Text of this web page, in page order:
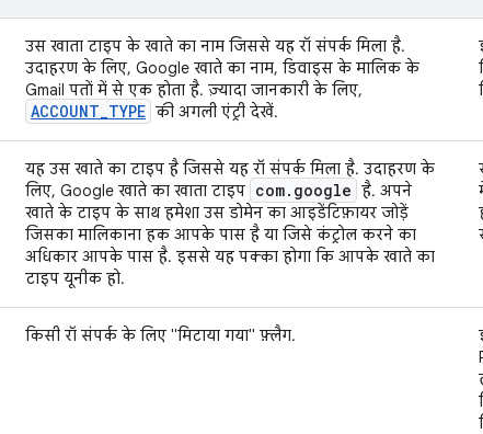
उस खाता टाइप के खाते का नाम जिससे यह रॉ संपर्क मिला है.
उदाहरण के लिए, Google खाते का नाम, डिवाइस के मालिक के
Gmail पतों में से एक होता है. ज़्यादा जानकारी के लिए,
ACCOUNT_TYPE की अगली एंट्री देखें.
यह उस खाते का टाइप है जिससे यह रॉ संपर्क मिला है. उदाहरण के
लिए, Google खाते का खाता टाइप com. google है. अपने
खाते के टाइप के साथ हमेशा उस डोमेन का आइडेंटिफ़ायर जोड़ें
जिसका मालिकाना हक आपके पास है या जिसे कंट्रोल करने का
अधिकार आपके पास है. इससे यह पक्का होगा कि आपके खाते का
टाइप यूनीक हो.
किसी रॉ संपर्क के लिए "मिटाया गया" फ़्लैग.